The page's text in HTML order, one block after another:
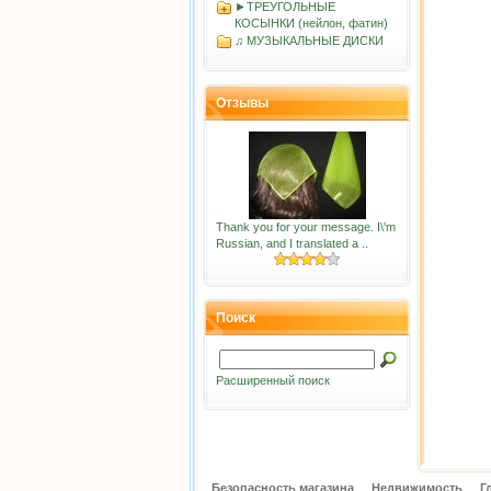
►ТРЕУГОЛЬНЫЕ
КОСЫНКИ (нейлон, фатин)
♫ МУЗЫКАЛЬНЫЕ ДИСКИ
Отзывы
Thank you for your message. I\'m
Russian, and I translated a ..
Поиск
Расширенный поиск
Безопасность магазина Недвижимость